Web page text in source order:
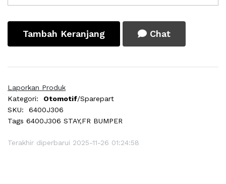
Tambah Keranjang Chat
Laporkan Produk
Kategori:
Otomotif/Sparepart
SKU:
6400J306
Tags 6400J306 STAY,FR BUMPER
Terakhir diperbarui 2025-11-26 01:24:58